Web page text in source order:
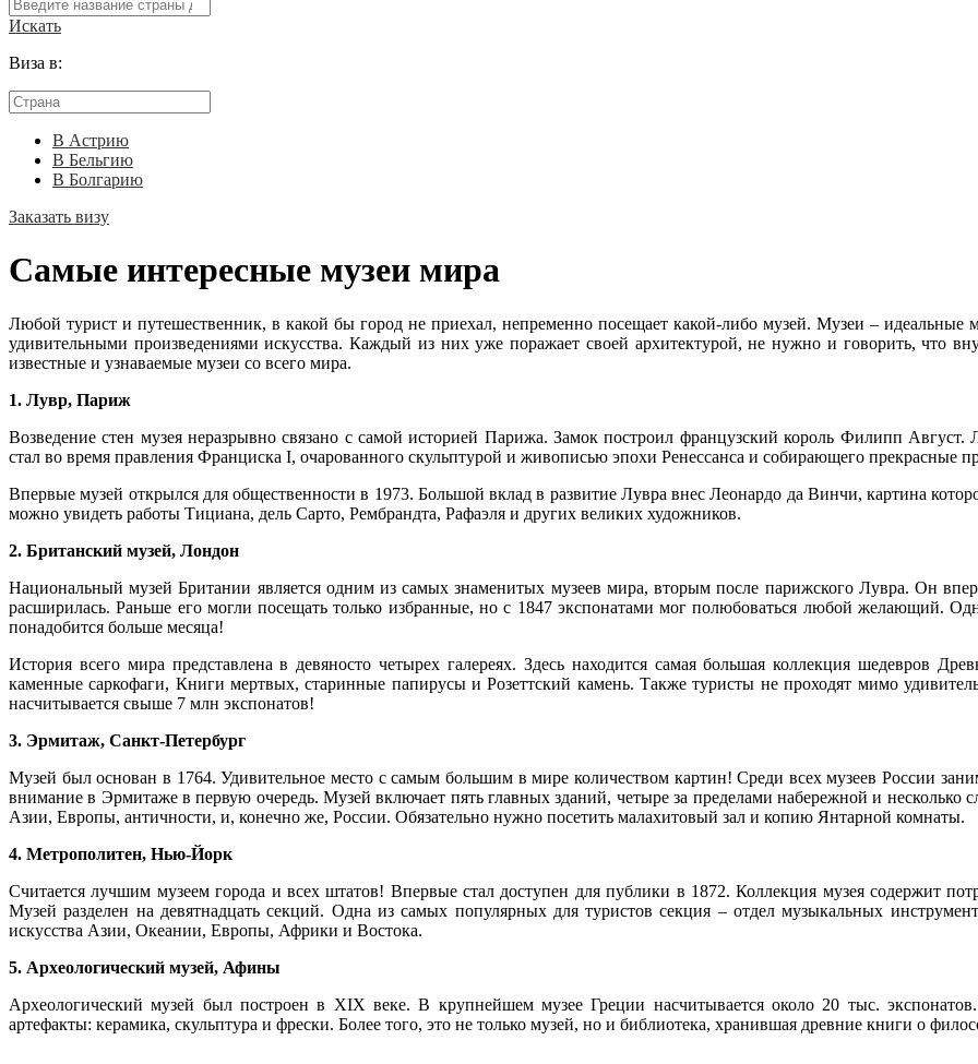
Искать
Виза в:
В Астрию
В Бельгию
В Болгарию
Заказать визу
Самые интересные музеи мира
Любой турист и путешественник, в какой бы город не приехал, непременно посещает какой-либо музей. Музеи – идеальные
удивительными произведениями искусства. Каждый из них уже поражает своей архитектурой, не нужно и говорить, что
известные и узнаваемые музеи со всего мира.
1. Лувр, Париж
Возведение стен музея неразрывно связано с самой историей Парижа. Замок построил французский король Филипп
стал во время правления Франциска I, очарованного скульптурой и живописью эпохи Ренессанса и собирающего прекрасные
Впервые музей открылся для общественности в 1973. Большой вклад в развитие Лувра внес Леонардо да Винчи, картина
можно увидеть работы Тициана, дель Сарто, Рембрандта, Рафаэля и других великих художников.
2. Британский музей, Лондон
Национальный музей Британии является одним из самых знаменитых музеев мира, вторым после парижского Лувра. Он
расширилась. Раньше его могли посещать только избранные, но с 1847 экспонатами мог полюбоваться любой желающий.
понадобится больше месяца!
История всего мира представлена в девяносто четырех галереях. Здесь находится самая большая коллекция шедевров
каменные саркофаги, Книги мертвых, старинные папирусы и Розеттский камень. Также туристы не проходят мимо
насчитывается свыше 7 млн экспонатов!
3. Эрмитаж, Санкт-Петербург
Музей был основан в 1764. Удивительное место с самым большим в мире количеством картин! Среди всех музеев России
внимание в Эрмитаже в первую очередь. Музей включает пять главных зданий, четыре за пределами набережной и несколько
Азии, Европы, античности, и, конечно же, России. Обязательно нужно посетить малахитовый зал и копию Янтарной комнаты.
4. Метрополитен, Нью-Йорк
Считается лучшим музеем города и всех штатов! Впервые стал доступен для публики в 1872. Коллекция музея содержит
Музей разделен на девятнадцать секций. Одна из самых популярных для туристов секция – отдел музыкальных
искусства Азии, Океании, Европы, Африки и Востока.
5. Археологический музей, Афины
Археологический музей был построен в XIX веке. В крупнейшем музее Греции насчитывается около 20 тыс.
артефакты: керамика, скульптура и фрески. Более того, это не только музей, но и библиотека, хранившая древние книги о